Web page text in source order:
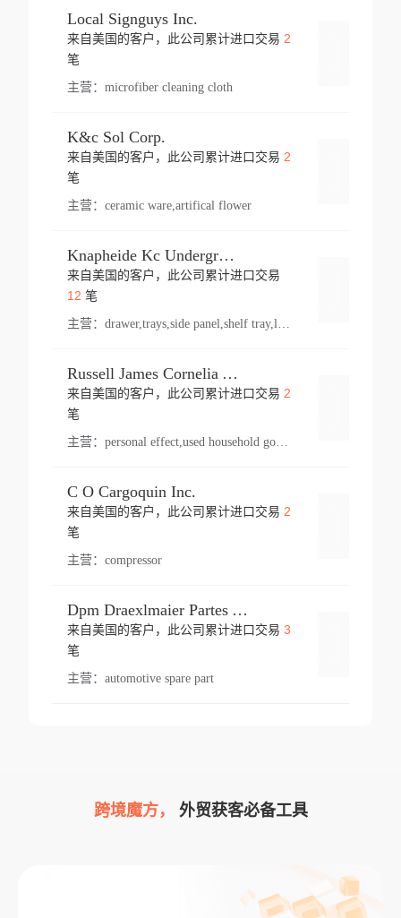
Local Signguys Inc.
来自美国的客户，此公司累计进口交易 2
笔
主营： microfiber cleaning cloth
K&c Sol Corp.
来自美国的客户，此公司累计进口交易 2
笔
主营： ceramic ware,artifical flower
Knapheide Kc Underground
来自美国的客户，此公司累计进口交易
12 笔
主营：
Russell James Cornelia Arlington Va
来自美国的客户，此公司累计进口交易 2
笔
主营： personal effect,used household goods
C O Cargoquin Inc.
来自美国的客户，此公司累计进口交易 2
笔
主营： compressor
Dpm Draexlmaier Partes Automotrices Corr Ind Huejotzingo
来自美国的客户，此公司累计进口交易 3
笔
主营： automotive spare part
跨境魔方， 外贸获客必备工具